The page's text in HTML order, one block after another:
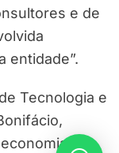
e de
entidade”.
Tecnologia e
e